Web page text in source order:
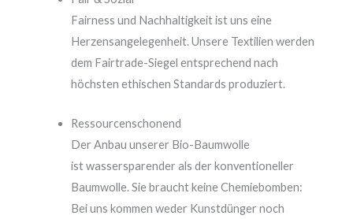
Fairness und Nachhaltigkeit ist uns eine
Herzensangelegenheit. Unsere Textilien werden
dem Fairtrade-Siegel entsprechend nach
höchsten ethischen Standards produziert.
Ressourcenschonend
Der Anbau unserer Bio-Baumwolle
istwassersparender als der konventioneller
Baumwolle. Sie braucht keine Chemiebomben:
Bei uns kommenweder Kunstdünger noch